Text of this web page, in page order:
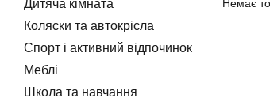
Немає
Дитяча кімната
Коляски та автокрісла
Спорт і активний відпочинок
Меблі
Школа та навчання